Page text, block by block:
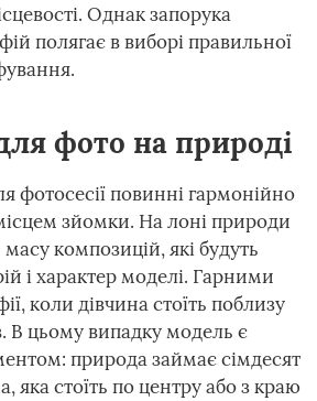
Однак запорука
полягає в виборі правильної
фото на природі
фотосесії повинні гармонійно
зйомки. На лоні природи
композицій, які будуть
і характер моделі. Гарними
коли дівчина стоїть поблизу
В цьому випадку модель є
природа займає сімдесят
яка стоїть по центру або з краю